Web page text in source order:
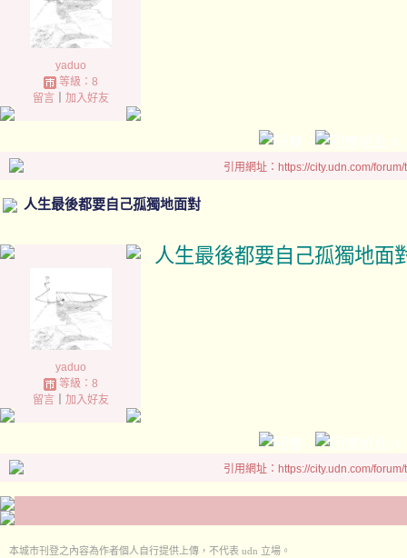
yaduo
等級：8
留言｜ 加入好友
引用網址：https://city.udn.com/
人生最後都要自己孤獨地面對
yaduo
等級：8
留言｜ 加入好友
人生最後都要自己孤獨地面
引用網址：https://city.udn.com/
本城市刊登之內容為作者個人自行提供上傳，不代表 udn 立場。